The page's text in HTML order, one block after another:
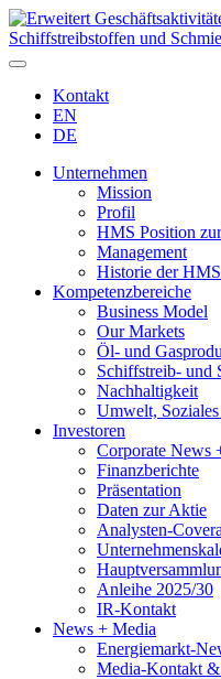
Kontakt
EN
DE
Unternehmen
Mission
Profil
HMS Position
Management
Historie der
Kompetenzbereiche
Business Model
Our Markets
Öl- und
Schiffstreib- und
Nachhaltigkeit
Umwelt,
Investoren
Corporate News
Finanzberichte
Präsentation
Daten zur Aktie
Analysten-
Anleihe 2025/30
IR-Kontakt
News + Media
Energiemarkt-
Media-Kontakt